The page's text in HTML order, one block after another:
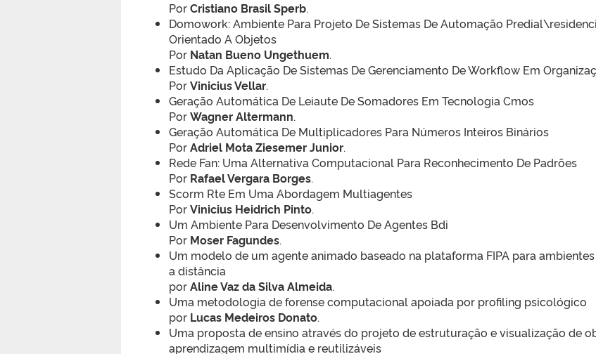
PorCristiano Brasil Sperb.
Domowork: Ambiente Para Projeto De Sistemas De Automação
Orientado A Objetos
Por Natan Bueno Ungethuem.
Estudo Da Aplicação De Sistemas De Gerenciamento De Workflow Em
PorVinicius Vellar.
Geração Automática De Leiaute De Somadores Em Tecnologia Cmos
PorWagner Altermann.
Geração Automática De Multiplicadores Para Números Inteiros Binários
PorAdriel Mota Ziesemer Junior.
Rede Fan: Uma Alternativa Computacional Para Reconhecimento De Padrões
Por Rafael Vergara Borges.
Scorm Rte Em Uma Abordagem Multiagentes
PorVinicius Heidrich Pinto.
Um Ambiente Para Desenvolvimento De Agentes Bdi
Por Moser Fagundes.
Um modelo de um agente animado baseado na plataforma FIPA para
a distância
porAline Vaz da Silva Almeida.
Uma metodologia de forense computacional apoiada por profiling psicológico
por Lucas Medeiros Donato.
Uma proposta de ensino através do projeto de estruturação e visualização de
aprendizagem multimídia e reutilizáveis